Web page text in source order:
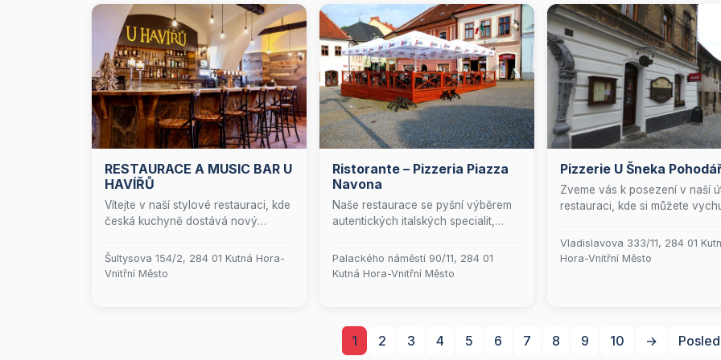
RESTAURACE A MUSIC BAR U
HAVÍŘŮ
Vítejte v naší stylové restauraci, kde
česká kuchyně dostává nový
večírek, oslavu narozenin, svatbu
nebo vzpomínkovou hostinu, jsme
Šultysova 154/2, 284 01 Kutná Hora-
Vnitřní Město
Ristorante – Pizzeria Piazza
Navona
Naše restaurace se pyšní výběrem
autentických italských specialit,
gurmány. Nabízíme širokou škálu
pokrmů, včetně lahodných těstovin,
své jídlo na naší příjemné zahrádce.
Pro vaše pohodlí poskytujeme také
Palackého náměstí 90/11, 284 01
Kutná Hora-Vnitřní Město
Pizzerie U Šneka
Zveme vás k posezení v naší
restauraci, kde si můžete
studených pokrmů s důrazem
lahodné italské speciality.
můžete užít příjemnou
Vladislavova 333/11, 284 01
Hora-Vnitřní Město
1 2 3 4 5 6 7 8 9 10 →